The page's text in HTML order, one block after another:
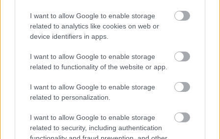
I want to allow Google to enable storage
related to analytics like cookies on web or
device identifiers in apps.
I want to allow Google to enable storage
related to functionality of the website or app.
I want to allow Google to enable storage
related to personalization.
I want to allow Google to enable storage
related to security, including authentication